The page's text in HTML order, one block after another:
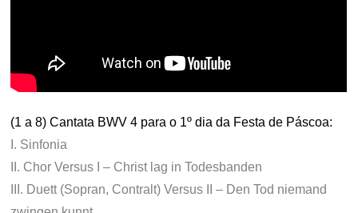
(1 a 8) Cantata BWV 4 para o 1º dia da Festa de Páscoa:
I. Sinfonia
II. Chor Versus I – Christ lag in Todesbanden
III. Duett (Sopran, Contralt) Versus II – Den Tod niemand